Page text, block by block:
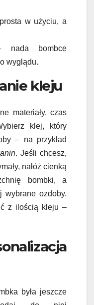
w użyciu, a
nada bombce
wyglądu.
kleju
materiały, czas
klej, który
– na przykład
. Jeśli chcesz,
nałóż cienką
bombki, a
wybrane ozdoby.
z ilością kleju –
była jeszcze